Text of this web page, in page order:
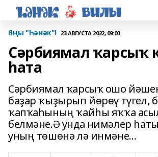
Яңы "Һәнәк"! 23 АВГУСТА 2022, 09:00
Сәрбиямал ҡарсыҡ
һата
Сәрбиямал ҡарсыҡ ошо
баҙар ҡыҙырып йөрөү түгел,
ҡапҡаһының ҡайһы яҡҡа
белмәне.Ә унда нимәлер
уның төшөнә лә инмәне…